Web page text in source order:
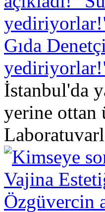
Gıda
İstanbul'da
yerine ottan